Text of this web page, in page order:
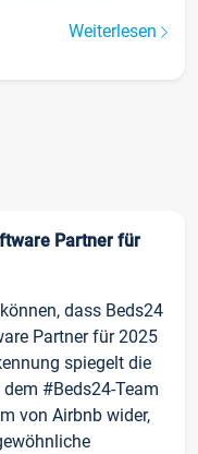
Weiterlesen
Partner für
dass Beds24
Partner für 2025
spiegelt die
#Beds24-Team
von Airbnb wider,